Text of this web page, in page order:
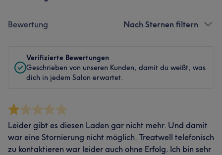
Bewertung Nach Sternen filtern
Verifizierte Bewertungen
Geschrieben von unseren Kunden, damit du weißt, was
dich in jedem Salon erwartet.
Leider gibt es diesen Laden gar nicht mehr. Und damit
war eine Stornierung nicht möglich. Treatwell telefonisch
zu kontaktieren war leider auch ohne Erfolg. Ich bin sehr